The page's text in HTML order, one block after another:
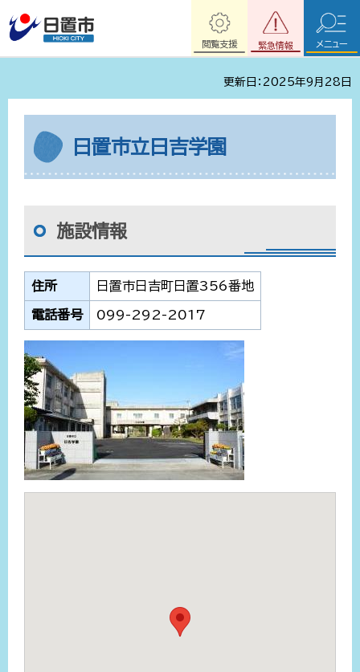
緊急情報
閲覧支援 メニュー
更新日：2025年9月28日
日置市立日吉学園
施設情報
住所 日置市日吉町日置356番地
電話番号 099-292-2017